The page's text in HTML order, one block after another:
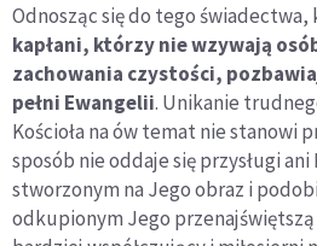
Odnosząc się do tego świadectwa,
kapłani, którzy nie wzywają
zachowania czystości,
pełni Ewangelii. Unikanie
Kościoła na ów temat nie stanowi
sposób nie oddaje się przysługi
stworzonym na Jego obraz i
odkupionym Jego